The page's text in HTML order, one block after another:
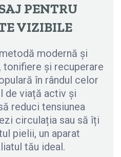
PENTRU
VIZIBILE
modernă și
tonifiere și recuperare
în rândul celor
de viață activ și
reduci tensiunea
circulația sau să îți
pielii, un aparat
tău ideal.